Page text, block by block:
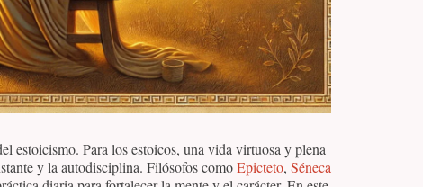
estoicismo. Para los estoicos, una vida virtuosa y plena
y la autodisciplina. Filósofos comoEpicteto, Séneca